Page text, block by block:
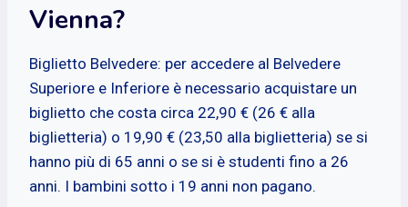
Vienna?
Biglietto Belvedere: per accedere al Belvedere
Superiore e Inferiore è necessario acquistare un
biglietto che costa circa 22,90 € (26 € alla
biglietteria) o 19,90 € (23,50 alla biglietteria) se si
hanno più di 65 anni o se si è studenti fino a 26
anni. I bambini sotto i 19 anni non pagano.